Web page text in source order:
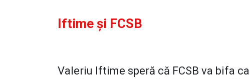
Iftime și FCSB
Valeriu Iftime speră că FCSB va bifa